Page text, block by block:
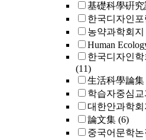
基礎科學硏究
한국디자인포
농약과학회지
Human
한국디자인
(11)
生活科學論集
학습자중심
대한안과학회
論文集 (6)
중국어문학논